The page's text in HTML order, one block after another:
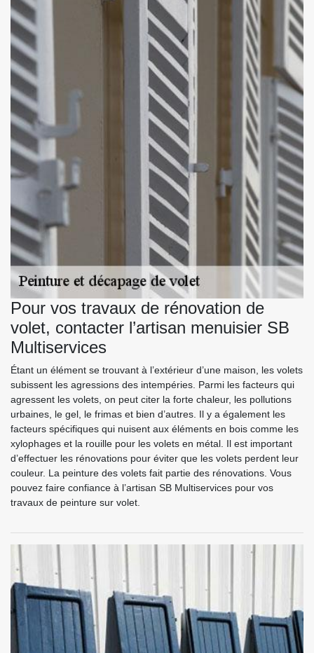
Pour vos travaux de rénovation de
volet, contacter l’artisan menuisier SB
Multiservices
Étant un élément se trouvant à l’extérieur d’une maison, les volets
subissent les agressions des intempéries. Parmi les facteurs qui
agressent les volets, on peut citer la forte chaleur, les pollutions
urbaines, le gel, le frimas et bien d’autres. Il y a également les
facteurs spécifiques qui nuisent aux éléments en bois comme les
xylophages et la rouille pour les volets en métal. Il est important
d’effectuer les rénovations pour éviter que les volets perdent leur
couleur. La peinture des volets fait partie des rénovations. Vous
pouvez faire confiance à l’artisan SB Multiservices pour vos
travaux de peinture sur volet.